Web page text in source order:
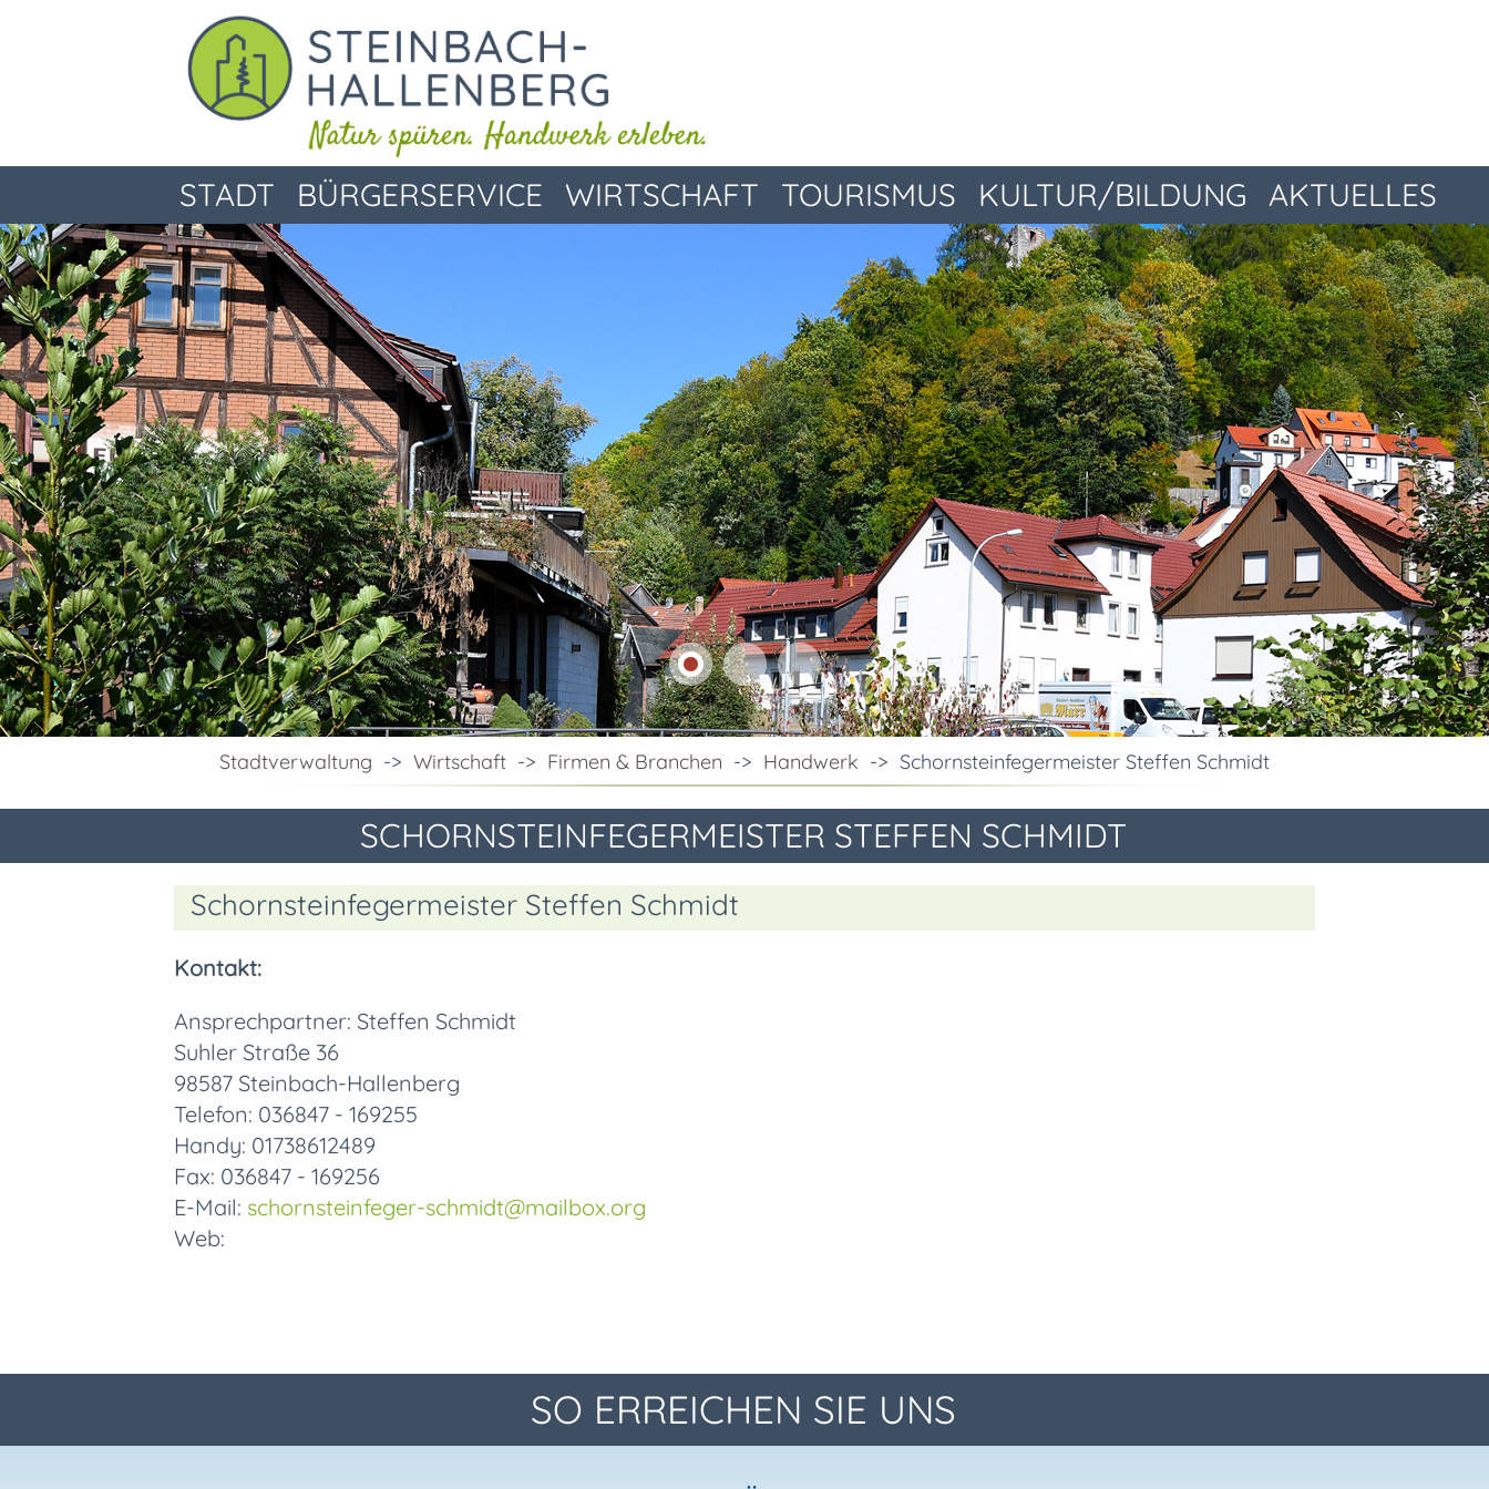
STADT BÜRGERSERVICE WIRTSCHAFT TOURISMUS KULTUR/BILDUNG AKTUELLES
Stadtverwaltung -> Wirtschaft -> Firmen & Branchen -> Handwerk -> Schornsteinfegermeister Steffen Schmidt
SCHORNSTEINFEGERMEISTER STEFFEN SCHMIDT
Schornsteinfegermeister Steffen Schmidt
Kontakt:
Ansprechpartner: Steffen Schmidt
Suhler Straße 36
98587 Steinbach-Hallenberg
Telefon: 036847 - 169255
Handy: 01738612489
Fax: 036847 - 169256
E-Mail: schornsteinfeger-schmidt@mailbox.org
Web:
SO ERREICHEN SIE UNS